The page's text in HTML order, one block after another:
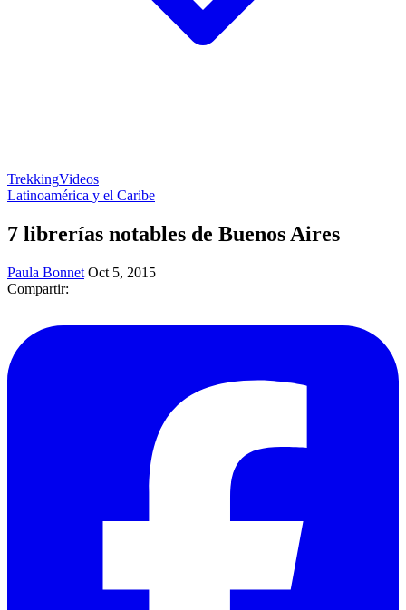
TrekkingVideos
Latinoamérica y el Caribe
7 librerías notables de Buenos Aires
Paula Bonnet Oct 5, 2015
Compartir: